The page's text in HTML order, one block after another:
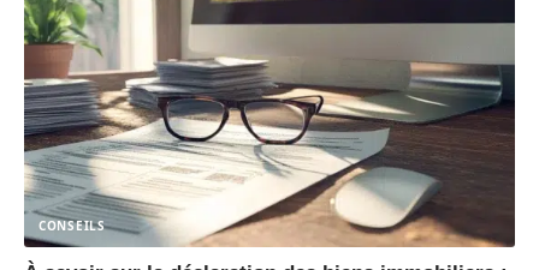
CONSEILS